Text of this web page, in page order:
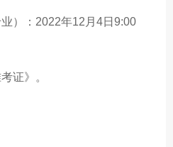
：2022年12月4日9:00
证》。